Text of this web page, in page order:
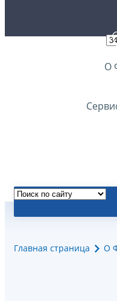
О
Главная страница О